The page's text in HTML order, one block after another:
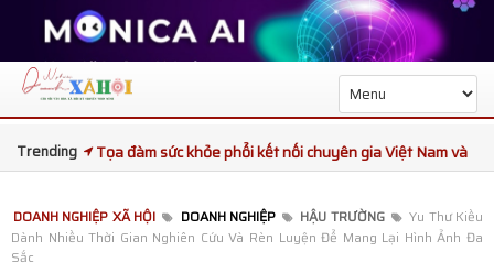
Trending
Tọa đàm sức khỏe phổi kết nối chuyên gia Việt Nam và
Ba đại diện Việt Nam được kỳ vọng tạo dấu ấn tại King
DOANH NGHIỆP XÃ HỘI DOANH NGHIỆP HẬU TRƯỜNG
Yu Thư Kiều
Dành Nhiều Thời Gian Nghiên Cứu Và Rèn Luyện Để Mang Lại Hình Ảnh Đa
Sắc